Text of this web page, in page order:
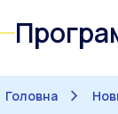
Головна